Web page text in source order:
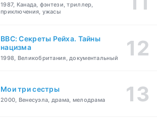
1987, Канада, фэнтези, триллер,
приключения, ужасы
BBC: Секреты Рейха. Тайны
нацизма
1998, Великобритания, документальный
Мои три сестры
2000, Венесуэла, драма, мелодрама